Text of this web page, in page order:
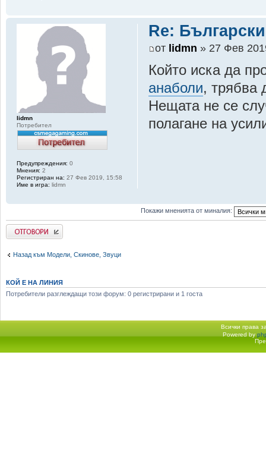
Re:
от lidmn » 27 Фев
Който иска да
анаболи, трябва
Нещата не се
полагане на
lidmn
Потребител
Предупреждения: 0
Мнения: 2
Регистриран на: 27 Фев 2019, 15:58
Име в игра: lidmn
Покажи мненията от миналия:
Добави отговор
Назад към Модели, Скинове, Звуци
КОЙ Е НА ЛИНИЯ
Потребители разглеждащи този форум: 0 регистрирани и 1 госта
Всички права
Начало форум Powered by